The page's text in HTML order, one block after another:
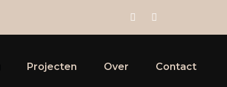
Projecten Over Contact